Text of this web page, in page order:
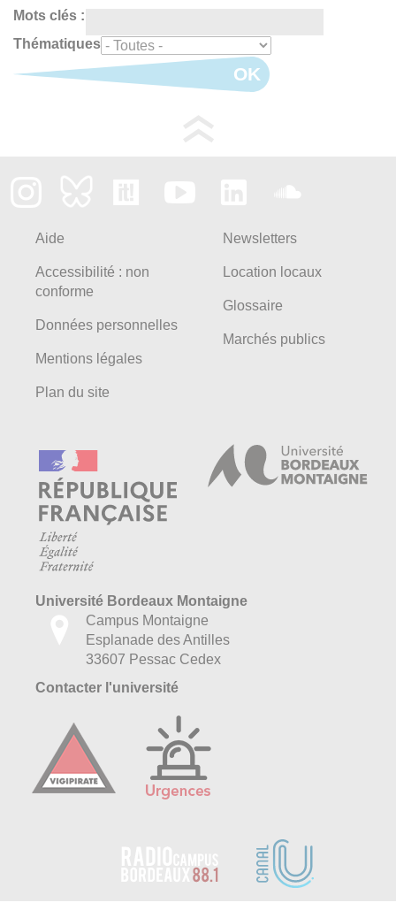
Mots clés :
Thématiques
OK
Aide
Accessibilité : non
conforme
Données personnelles
Mentions légales
Plan du site
Newsletters
Location locaux
Glossaire
Marchés publics
Université Bordeaux Montaigne
Campus Montaigne
Esplanade des Antilles
33607 Pessac Cedex
Contacter l'université